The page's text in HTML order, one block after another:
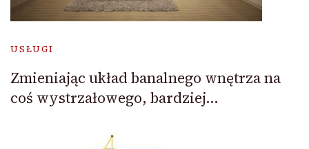
USŁUGI
Zmieniając układ banalnego wnętrza na
coś wystrzałowego, bardziej…